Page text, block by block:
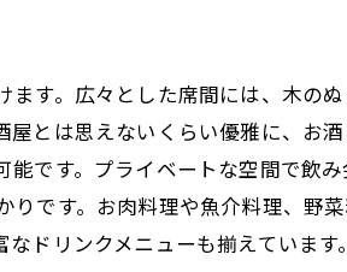
す。広々とした席間には、木の
とは思えないくらい優雅に、お
です。プライベートな空間で飲
です。お肉料理や魚介料理、野
ドリンクメニューも揃えていま